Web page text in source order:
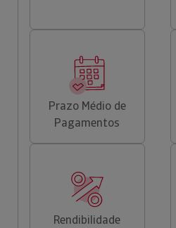
Prazo Médio de
Pagamentos
Rendibilidade